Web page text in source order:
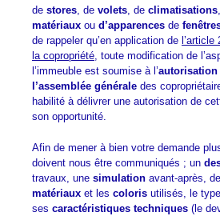
de stores , de volets , de climatisations
matériaux ou d’apparences de
de rappeler qu’en application de l’article
la copropriété , toute modification de
l’immeuble est soumise à l’autorisation
l’assemblée générale des
habilité à délivrer une autorisation de
son opportunité.
Afin de mener à bien votre demande
doivent nous être communiqués ; un
travaux, une simulation avant-après,
matériaux et les coloris utilisés, le type
ses caractéristiques techniques (le